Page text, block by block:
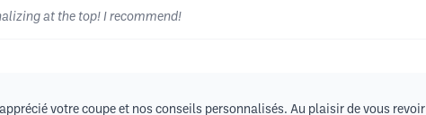
at the top! I recommend!
votre coupe et nos conseils personnalisés. Au plaisir de vous revoir